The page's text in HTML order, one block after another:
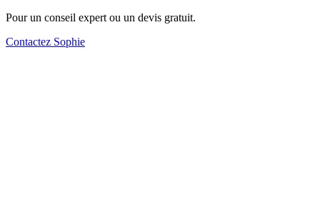
Pour un conseil expert ou un devis gratuit.
Contactez Sophie